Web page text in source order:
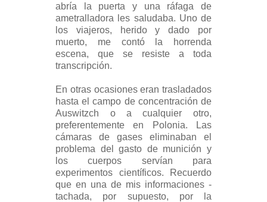
abría la puerta y una ráfaga de
ametralladora les saludaba. Uno de
los viajeros, herido y dado por
muerto, me contó la horrenda
escena, que se resiste a toda
transcripción.
En otras ocasiones eran trasladados
hasta el campo de concentración de
Auswitzch o a cualquier otro,
preferentemente en Polonia. Las
cámaras de gases eliminaban el
problema del gasto de munición y
los cuerpos servían para
experimentos científicos. Recuerdo
que en una de mis informaciones -
tachada, por supuesto, por la